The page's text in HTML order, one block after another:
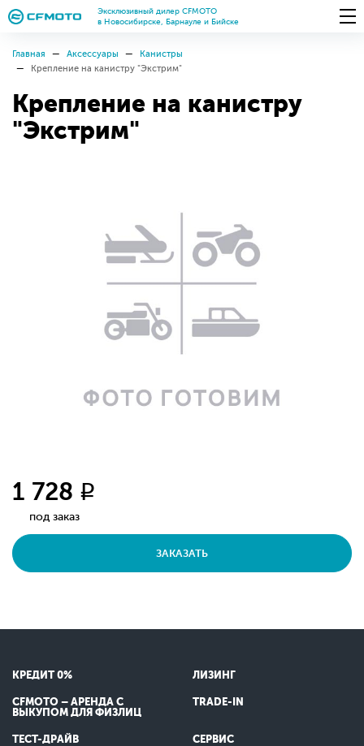
Эксклюзивный дилер CFMOTO
в Новосибирске, Барнауле и Бийске
Главная Аксессуары
Канистры
Крепление на канистру "Экстрим"
Крепление на канистру
"Экстрим"
1 728 q
под заказ
ЗАКАЗАТЬ
КРЕДИТ 0% ЛИЗИНГ
CFMOTO – АРЕНДА С
ВЫКУПОМ ДЛЯ ФИЗЛИЦ
TRADE-IN
ТЕСТ-ДРАЙВ СЕРВИС